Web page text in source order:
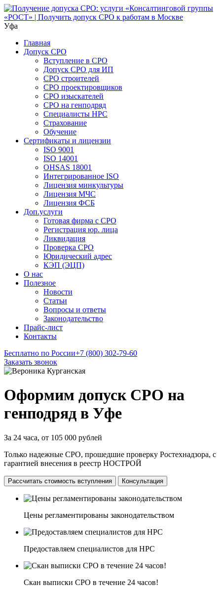
Уфа
Главная
Допуск СРО
Вступление в СРО
Допуск СРО для ИП
СРО строителей
СРО проектировщиков
СРО изыскателей
СРО на генподряд
Специалисты НРС
Страхование
Обучение
Сертификаты и лицензии
ISO 9001
ISO 14001
OHSAS 18001
Интегрированное ISO
Лицензия минкультуры
Лицензия МЧС
Лицензия ФСБ
Доп.услуги
Готовая фирма с СРО
Регистрация юр. лица
Ликвидация
Проверка СРО
Юридический адрес
КЭП (ЭЦП)
О нас
Полезное
Новости
Статьи
Вопросы и ответы
Законодательство
Прайс-лист
Контакты
Бесплатно по России+7 (800) 302-79-60
Заказать звонок
Оформим допуск СРО на
генподряд в Уфе
За 24 часа, от 105 000 рублей
Только надежные СРО, прошедшие проверку Ростехнадзора, с
гарантией внесения в реестр НОСТРОЙ
Рассчитать стоимость вступления Консультация
Цены регламентированы законодательством
Предоставляем специалистов для НРС
Скан выписки СРО в течение 24 часов!